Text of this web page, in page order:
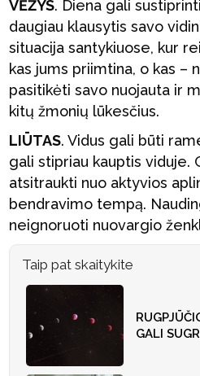
VĖŽYS. Diena gali
daugiau klausytis savo
situacija santykiuose, kur
kas jums priimtina, o kas –
pasitikėti savo nuojauta ir
kitų žmonių lūkesčius.
LIŪTAS. Vidus gali būti
gali stipriau kauptis viduje.
atsitraukti nuo aktyvios
bendravimo tempą.
neignoruoti nuovargio
Taip pat skaitykite
GALI